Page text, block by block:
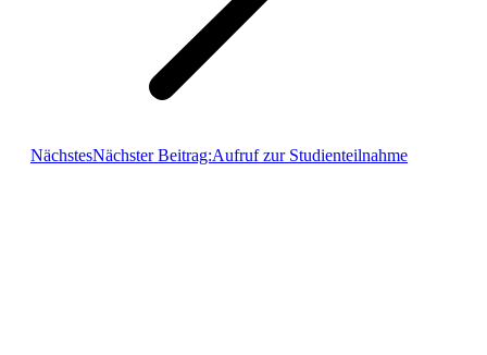
NächstesNächster Beitrag:Aufruf zur Studienteilnahme